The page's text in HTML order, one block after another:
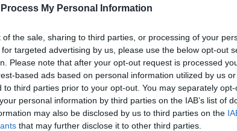
Process My Personal Information
of the sale, sharing to third parties, or processing of your
targeted advertising by us, please use the below opt-out
Please note that after your opt-out request is processed
based ads based on personal information utilized by us
to third parties prior to your opt-out. You may separately
personal information by third parties on the IAB’s list of
may also be disclosed by us to third parties on the
that may further disclose it to other third parties.